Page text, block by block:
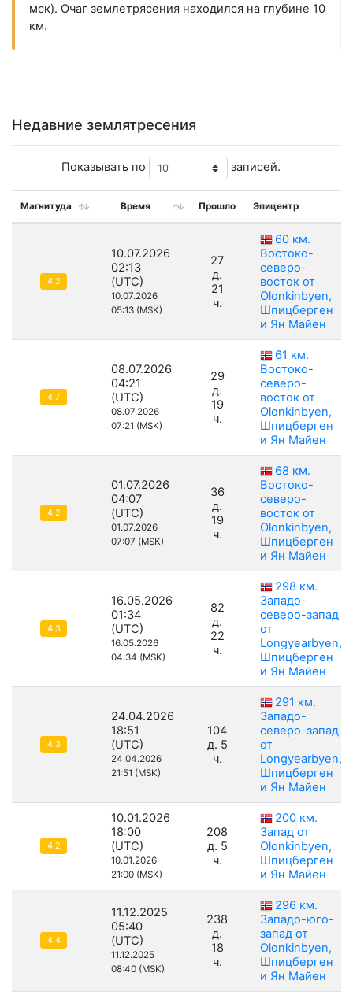
мск). Очаг землетрясения находился на глубине 10
км.
Недавние землятресения
Показывать по записей.
Магнитуда Время Прошло Эпицентр
4.2
10.07.2026
02:13
(UTC)
10.07.2026
05:13 (MSK)
27
д.
21
ч.
60 км.
Востоко-
северо-
восток от
Olonkinbyen,
Шпицберген
и Ян Майен
4.7
08.07.2026
04:21
(UTC)
08.07.2026
07:21 (MSK)
29
д.
19
ч.
61 км.
Востоко-
северо-
восток от
Olonkinbyen,
Шпицберген
и Ян Майен
4.2
01.07.2026
04:07
(UTC)
01.07.2026
07:07 (MSK)
36
д.
19
ч.
68 км.
Востоко-
северо-
восток от
Olonkinbyen,
Шпицберген
и Ян Майен
4.3
16.05.2026
01:34
(UTC)
16.05.2026
04:34 (MSK)
82
д.
22
ч.
298 км.
Западо-
северо-запад
от
Longyearbyen,
Шпицберген
и Ян Майен
4.3
24.04.2026
18:51
(UTC)
24.04.2026
21:51 (MSK)
104
д. 5
ч.
291 км.
Западо-
северо-запад
от
Longyearbyen,
Шпицберген
и Ян Майен
4.2
10.01.2026
18:00
(UTC)
10.01.2026
21:00 (MSK)
208
д. 5
ч.
200 км.
Запад от
Olonkinbyen,
Шпицберген
и Ян Майен
4.4
11.12.2025
05:40
(UTC)
11.12.2025
08:40 (MSK)
238
д.
18
ч.
296 км.
Западо-юго-
запад от
Olonkinbyen,
Шпицберген
и Ян Майен